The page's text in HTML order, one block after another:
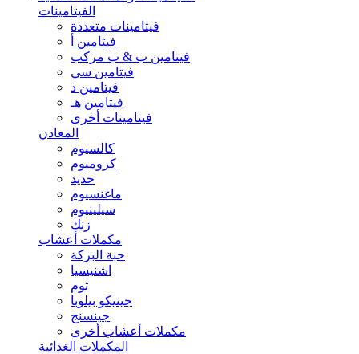
الفيتامينات
فيتامينات متعددة
فيتامين أ
فيتامين ب & ب مركب
فيتامين سي
فيتامين د
فيتامين هـ
فيتامينات أخرى
المعادن
كالسيوم
كروميوم
حديد
ماغنسيوم
سيلينيوم
زنك
مكملات أعشاب
حبة البركة
اشنيسيا
ثوم
جينيكو بيلوبا
جينسنج
مكملات أعشاب أخرى
المكملات الغذائية